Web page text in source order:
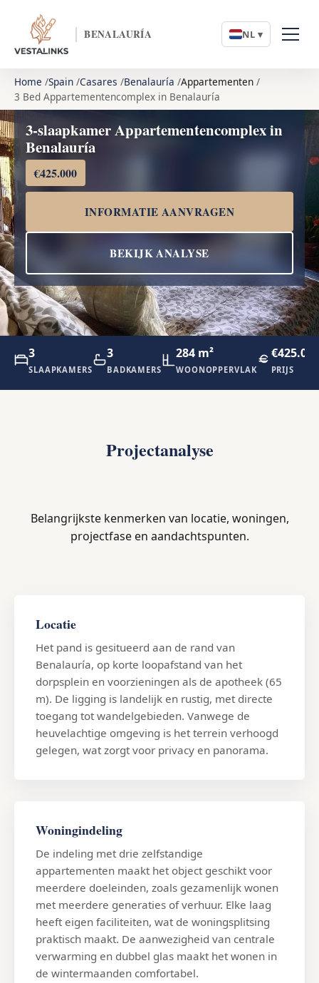
BENALAURÍA NL ▾
Home Spain Casares Benalauría Appartementen
3 Bed Appartementencomplex in Benalauría
3-slaapkamer Appartementencomplex in
Benalauría
€425.000
INFORMATIE AANVRAGEN
BEKIJK ANALYSE
3
SLAAPKAMERS
3
BADKAMERS
284 m²
WOONOPPERVLAK
€425.000
PRIJS
Projectanalyse
Belangrijkste kenmerken van locatie, woningen,
projectfase en aandachtspunten.
Locatie
Het pand is gesitueerd aan de rand van
Benalauría, op korte loopafstand van het
dorpsplein en voorzieningen als de apotheek (65
m). De ligging is landelijk en rustig, met directe
toegang tot wandelgebieden. Vanwege de
heuvelachtige omgeving is het terrein verhoogd
gelegen, wat zorgt voor privacy en panorama.
Woningindeling
De indeling met drie zelfstandige
appartementen maakt het object geschikt voor
meerdere doeleinden, zoals gezamenlijk wonen
met meerdere generaties of verhuur. Elke laag
heeft eigen faciliteiten, wat de woningsplitsing
praktisch maakt. De aanwezigheid van centrale
verwarming en dubbel glas maakt het wonen in
de wintermaanden comfortabel.